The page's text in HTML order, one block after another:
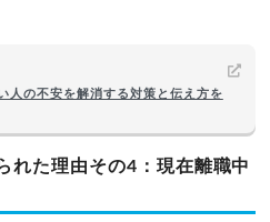
人の不安を解消する対策と伝え方を
れた理由その4：現在離職中